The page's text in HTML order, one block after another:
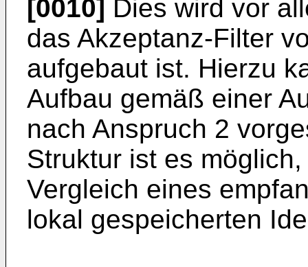
[0010] Dies wird vor
das Akzeptanz-Filter
aufgebaut ist. Hierzu
Aufbau gemäß einer
nach Anspruch 2
Struktur ist es
Vergleich eines
lokal gespeicherten